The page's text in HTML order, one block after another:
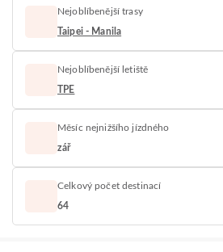
Nejoblíbenější trasy
Taipei - Manila
Nejoblíbenější letiště
TPE
Měsíc nejnižšího jízdného
zář
Celkový počet destinací
64